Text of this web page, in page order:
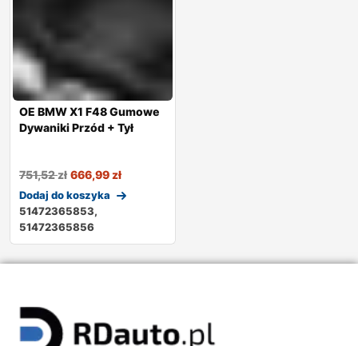
OE BMW X1 F48 Gumowe
Dywaniki Przód + Tył
751,52zł 666,99zł
Dodaj do koszyka
51472365853,
51472365856